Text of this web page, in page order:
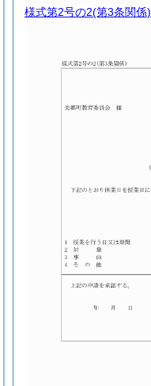
様式第2号の2(第3条関係)